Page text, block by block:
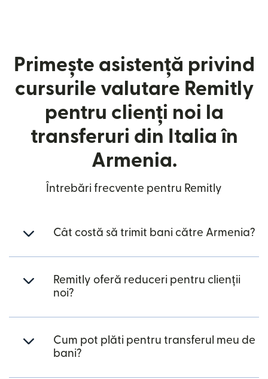
Primește asistență privind
cursurile valutare Remitly
pentru clienți noi la
transferuri din Italia în
Armenia.
Întrebări frecvente pentru Remitly
Cât costă să trimit bani către Armenia?
Remitly oferă reduceri pentru clienții
noi?
Cum pot plăti pentru transferul meu de
bani?